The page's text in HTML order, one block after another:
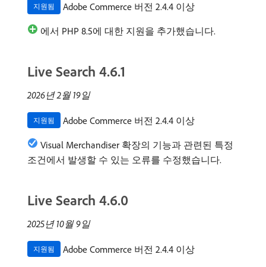
지원됨 Adobe Commerce 버전 2.4.4 이상
에서 PHP 8.5에 대한 지원을 추가했습니다.
Live Search 4.6.1
2026년 2월 19일
지원됨 Adobe Commerce 버전 2.4.4 이상
Visual Merchandiser 확장의 기능과 관련된 특정
조건에서 발생할 수 있는 오류를 수정했습니다.
Live Search 4.6.0
2025년 10월 9일
지원됨 Adobe Commerce 버전 2.4.4 이상